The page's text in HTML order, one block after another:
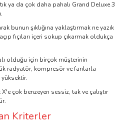
ya da çok daha pahalı Grand Deluxe 3
bunun şıklığına yaklaştırmak ne yazık
fıçıları içeri sokup çıkarmak oldukça
olduğu için birçok müşterinin
radyatör, kompresör ve fanlarla
çok benzeyen sessiz, tak ve çalıştır
Kriterler